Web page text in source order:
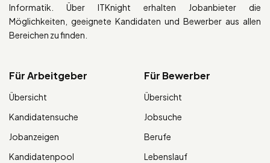
Informatik. Über ITKnight erhalten Jobanbieter die
Möglichkeiten, geeignete Kandidaten und Bewerber aus allen
Bereichen zu finden.
Für Arbeitgeber
Übersicht
Kandidatensuche
Jobanzeigen
Kandidatenpool
Für Bewerber
Übersicht
Jobsuche
Berufe
Lebenslauf